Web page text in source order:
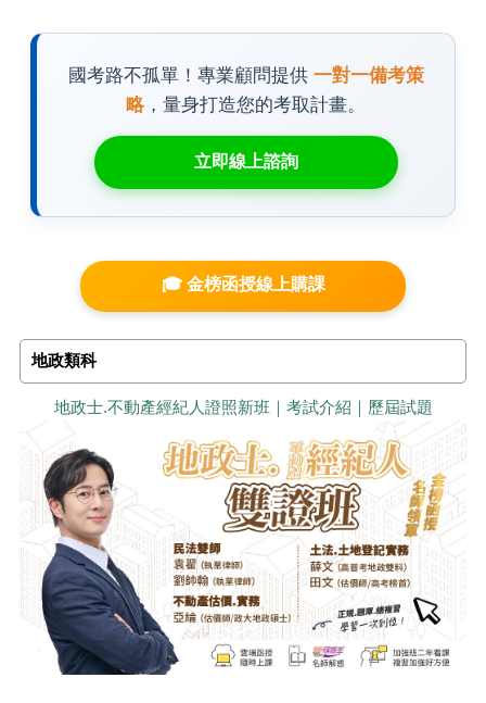
國考路不孤單！專業顧問提供 一對一備考策
略，量身打造您的考取計畫。
立即線上諮詢
🎓 金榜函授線上購課
地政類科
地政士.不動產經紀人證照新班｜考試介紹｜歷屆試題